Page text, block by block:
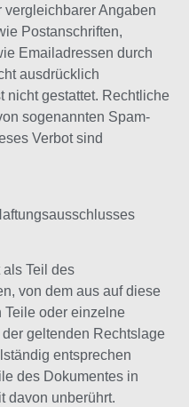
vergleichbarer Angaben
Postanschriften,
Emailadressen durch
ausdrücklich
nicht gestattet. Rechtliche
sogenannten Spam-
Verbot sind
Teil des
von dem aus auf diese
Teile oder einzelne
geltenden Rechtslage
entsprechen
des Dokumentes in
davon unberührt.